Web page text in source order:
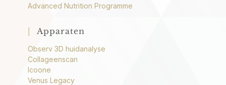
Advanced Nutrition Programme
| Apparaten
Observ 3D huidanalyse
Collageenscan
Icoone
Venus Legacy